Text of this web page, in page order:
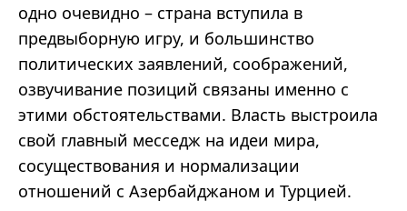
одно очевидно – страна вступила в
предвыборную игру, и большинство
политических заявлений, соображений,
озвучивание позиций связаны именно с
этими обстоятельствами. Власть выстроила
свой главный месседж на идеи мира,
сосуществования и нормализации
отношений с Азербайджаном и Турцией.